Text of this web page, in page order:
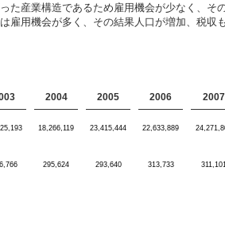
た産業構造であるため雇用機会が少なく、
雇用機会が多く、その結果人口が増加、税
2004 2005 2006 2007
18,266,119 23,415,444 22,633,889
295,624 293,640 313,733